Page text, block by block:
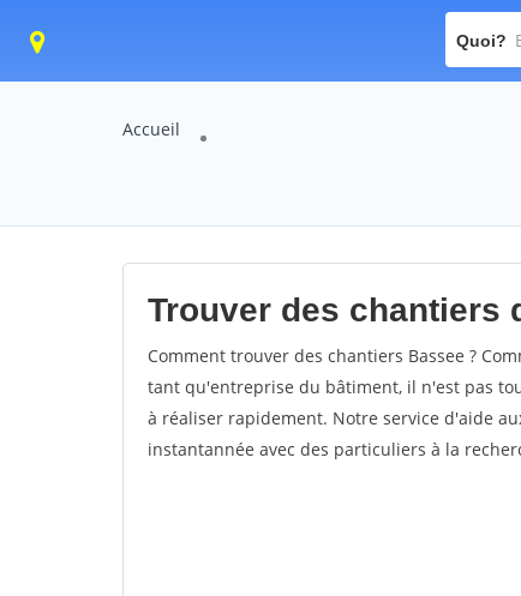
Quoi?
Accueil
Trouver des chantiers
Comment trouver des chantiers Bassee ?
tant qu'entreprise du bâtiment, il n'est pas
à réaliser rapidement. Notre service d'aide
instantannée avec des particuliers à la